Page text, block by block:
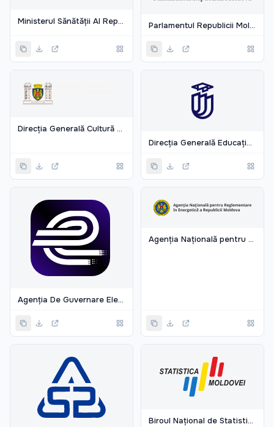
Ministerul Sănătății Al Republicii Moldova Parlamentul Republicii Moldova
Direcția Generală Cultură și Patrimoniu Cultural
Direcția Generală Educație, Tineret și Sport
Agenția De Guvernare Electronică
Agenția Națională pentru Reglementare în Energetică
Biroul Național de Statistică Al Republicii Moldova